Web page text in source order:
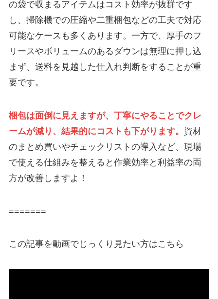
の袋で収まるアイテムはコスト効率が抜群です
し、掃除機での圧縮や二重梱包などの工夫で対応
可能なケースも多くあります。一方で、厚手のフ
リースやボリュームのあるダウンは無理に押し込
まず、送料を見越した仕入れ判断をすることが重
要です。
梱包は面倒に見えますが、丁寧にやることでクレ
ームが減り、結果的にコストも下がります。 資材
のまとめ買いやチェックリストの導入など、現場
で使える仕組みを整えると作業効率と利益率の両
方が改善しますよ！
=======
この記事を動画でじっくり見たい方はこちら